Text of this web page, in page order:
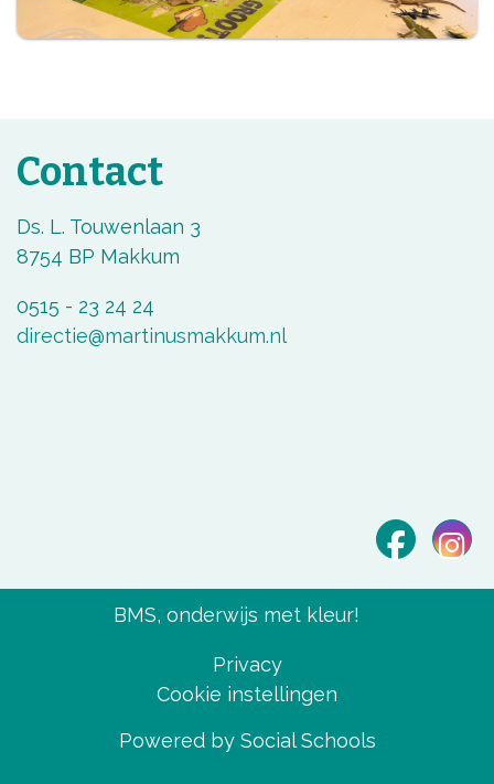
Contact
Ds. L. Touwenlaan 3
8754 BP Makkum
0515 - 23 24 24
directie@martinusmakkum.nl
BMS, onderwijs met kleur!
Privacy
Cookie instellingen
Powered by Social Schools